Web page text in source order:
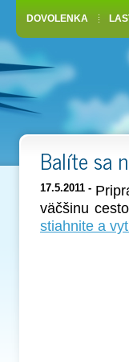
Balíte sa
17.5.2011 -
väčšinu
stiahnite a
DOVOLENKA